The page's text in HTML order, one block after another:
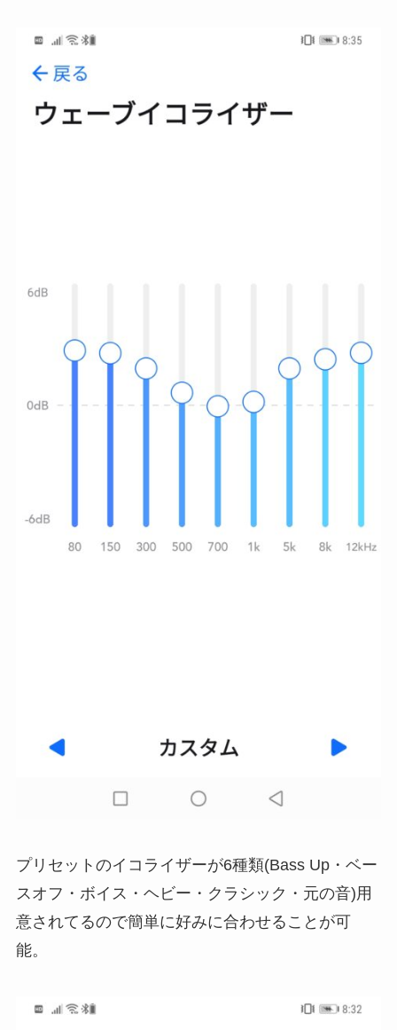
プリセットのイコライザーが6種類(Bass Up・ベー
スオフ・ボイス・ヘビー・クラシック・元の音)用
意されてるので簡単に好みに合わせることが可
能。